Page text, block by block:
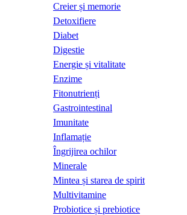
Creier și memorie
Detoxifiere
Diabet
Digestie
Energie și vitalitate
Enzime
Fitonutrienți
Gastrointestinal
Imunitate
Inflamație
Îngrijirea ochilor
Minerale
Mintea și starea de spirit
Multivitamine
Probiotice și prebiotice